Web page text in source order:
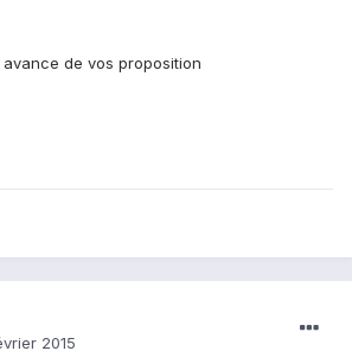
de vos proposition
2015